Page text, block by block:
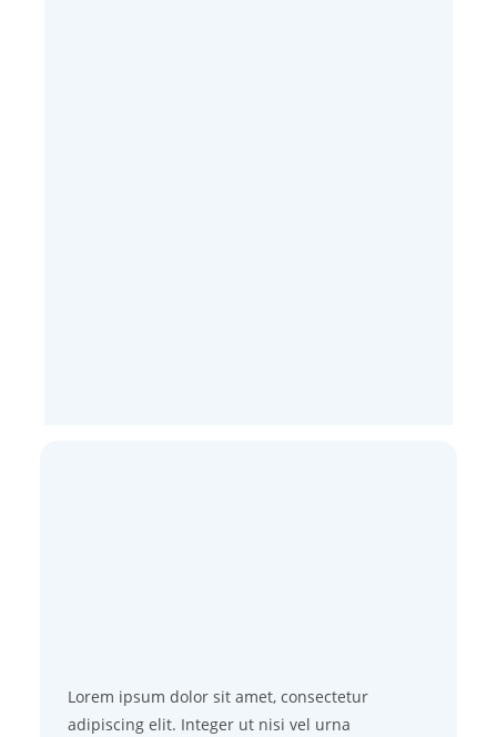
Lorem ipsum dolor sit amet, consectetur
adipiscing elit. Integer ut nisi vel urna